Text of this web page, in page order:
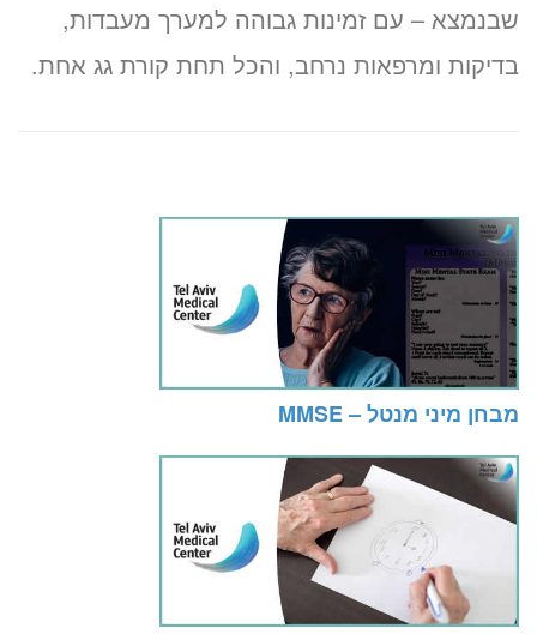
שבנמצא – עם זמינות גבוהה למערך מעבדות,
בדיקות ומרפאות נרחב, והכל תחת קורת גג אחת.
מבחן מיני מנטל – MMSE